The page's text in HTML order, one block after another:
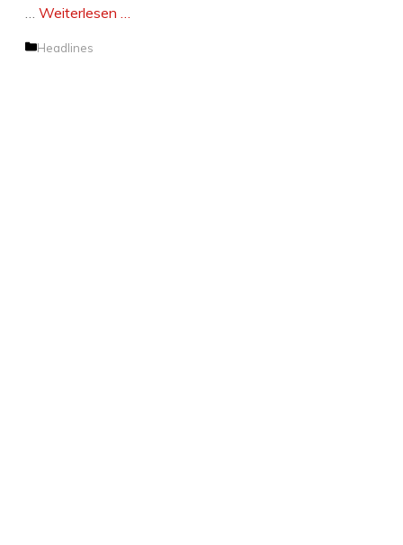
… Weiterlesen …
Kategorien
Headlines